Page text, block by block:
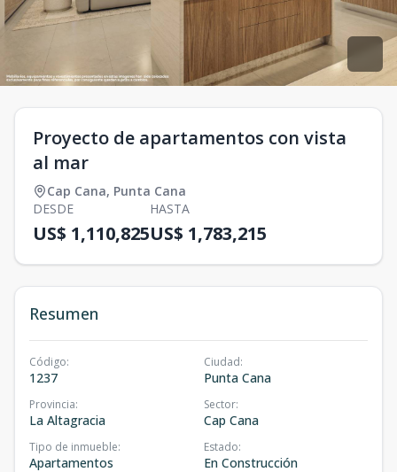
Proyecto de apartamentos con vista
al mar
Cap Cana, Punta Cana
DESDE
US$ 1,110,825
HASTA
US$ 1,783,215
Resumen
Código:
1237
Ciudad:
Punta Cana
Provincia:
La Altagracia
Sector:
Cap Cana
Tipo de inmueble:
Apartamentos
Estado:
En Construcción